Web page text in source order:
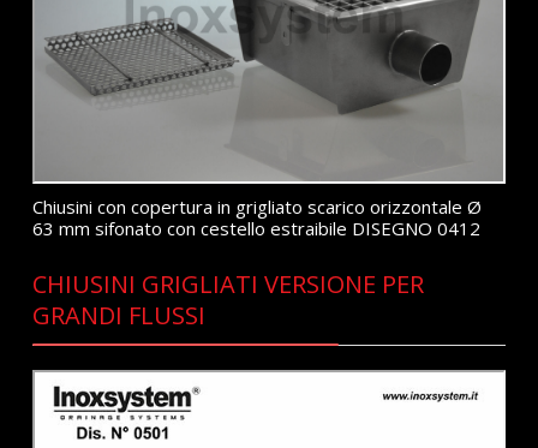
Chiusini con copertura in grigliato scarico orizzontale Ø
63 mm sifonato con cestello estraibile DISEGNO 0412
CHIUSINI GRIGLIATI VERSIONE PER
GRANDI FLUSSI